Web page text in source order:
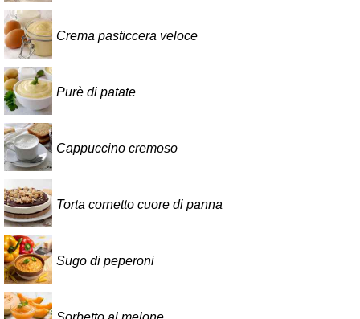
Crema pasticcera veloce
Purè di patate
Cappuccino cremoso
Torta cornetto cuore di panna
Sugo di peperoni